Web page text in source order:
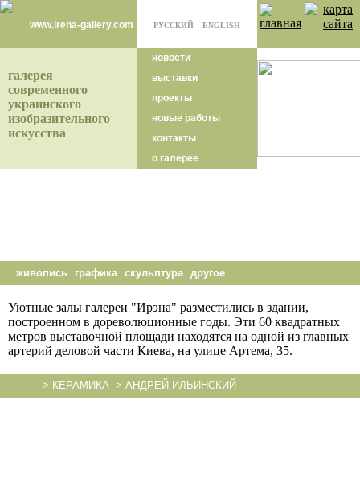
www.irena-gallery.com РУССКИЙ | ENGLISH
галерея
современного
украинского
изобразительного
искусства
новости
выставки
проекты
новые работы
контакты
о галерее
живопись графика скульптура другое
Уютные залы галереи "Ирэна" разместились в здании,
построенном в дореволюционные годы. Эти 60 квадратных
метров выставочной площади находятся на одной из главных
артерий деловой части Киева, на улице Артема, 35.
-> КЕРАМИКА -> АНДРЕЙ ИЛЬИНСКИЙ